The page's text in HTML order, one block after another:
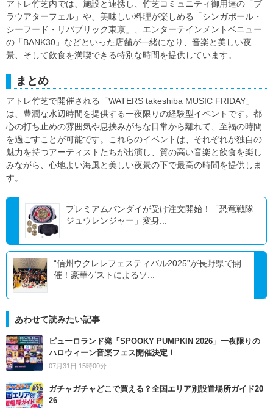
アトレ竹芝内では、施設と連携し、竹芝コミュニティ御用達の「ブ
ラウアターフェル」や、美味しい料理が楽しめる「シンガポール・
シーフード・リパブリック東京」、エンターテインメントベニュー
の「BANK30」などといった店舗が一緒になり、音楽と美しい夜
景、そして飲食を満喫できる特別な時間を提供しています。
まとめ
アトレ竹芝で開催される「WATERS takeshiba MUSIC FRIDAY」
は、豊潤な水辺時間を提供する一夜限りの経験型イベントです。都
心の打ち止めの雰囲気や息挟みがちな日常から離れて、至福の時間
を過ごすことが可能です。これらのイベントは、それぞれが独自の
魅力を持つアーティストたちが出演し、質の高い音楽と飲食を楽し
みながら、心地よい海風と美しい夜景の下で最高の時間を提供しま
す。
プレミアムバンダイが受け注文開始！「恐竜戦隊
ジュウレンジャー」変身...
“信州ウクレレフェスティバル2025”が長野県で開
催！豪華ゲストによるソ...
あわせて読みたい記事
ピューロランド発「SPOOKY PUMPKIN 2026」一夜限りの
ハロウィーン音楽フェス開催決定！
07月31日 15時00分
ガチャガチャどこで買える？全国エリア別設置場所ガイド20
26